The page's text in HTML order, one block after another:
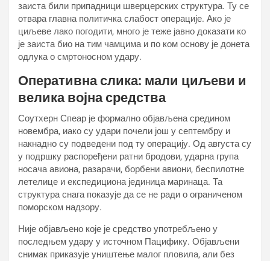
заиста били припадници шверцерских структура. Ту се
отвара главна политичка слабост операције. Ако је
циљеве лако погодити, много је теже јавно доказати ко
је заиста био на тим чамцима и по ком основу је донета
одлука о смртоносном удару.
Оперативна слика: мали циљеви и
велика војна средства
Соутхерн Спеар је формално објављена средином
новембра, иако су удари почели још у септембру и
накнадно су подведени под ту операцију. Од августа су
у подршку распоређени ратни бродови, ударна група
носача авиона, разарачи, борбени авиони, беспилотне
летелице и експедициона јединица маринаца. Та
структура снага показује да се не ради о ограниченом
поморском надзору.
Није објављено које је средство употребљено у
последњем удару у источном Пацифику. Објављени
снимак приказује уништење малог пловила, али без